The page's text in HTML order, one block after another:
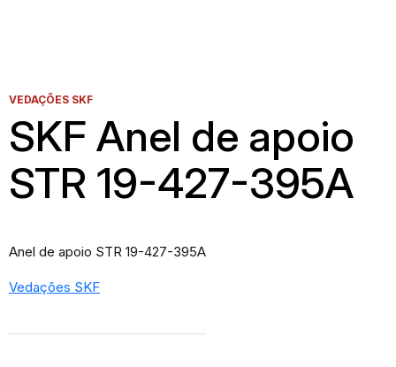
VEDAÇÕES SKF
SKF Anel de apoio
STR 19-427-395A
Anel de apoio STR 19-427-395A
Vedações SKF